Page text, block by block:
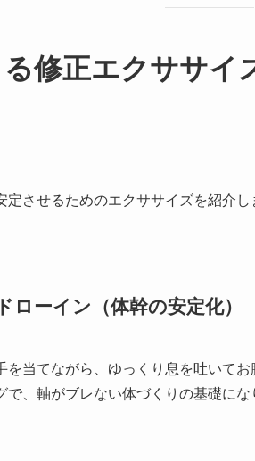
修正エクササイ
定させるためのエクササイズを紹介
ーイン（体幹の安定化）
を当てながら、ゆっくり息を吐いて
、軸がブレない体づくりの基礎にな